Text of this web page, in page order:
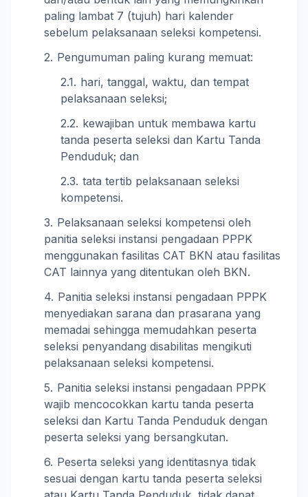
paling lambat 7 (tujuh) hari kalender
sebelum pelaksanaan seleksi kompetensi.
Pengumuman paling kurang memuat:
hari, tanggal, waktu, dan tempat
pelaksanaan seleksi;
kewajiban untuk membawa kartu
tanda peserta seleksi dan Kartu Tanda
Penduduk; dan
tata tertib pelaksanaan seleksi
kompetensi.
Pelaksanaan seleksi kompetensi oleh
panitia seleksi instansi pengadaan PPPK
menggunakan fasilitas CAT BKN atau fasilitas
CAT lainnya yang ditentukan oleh BKN.
Panitia seleksi instansi pengadaan PPPK
menyediakan sarana dan prasarana yang
memadai sehingga memudahkan peserta
seleksi penyandang disabilitas mengikuti
pelaksanaan seleksi kompetensi.
Panitia seleksi instansi pengadaan PPPK
wajib mencocokkan kartu tanda peserta
seleksi dan Kartu Tanda Penduduk dengan
peserta seleksi yang bersangkutan.
Peserta seleksi yang identitasnya tidak
sesuai dengan kartu tanda peserta seleksi